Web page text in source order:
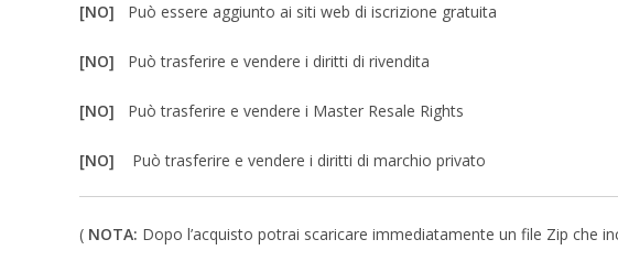
[NO] Può essere aggiunto ai siti web di iscrizione gratuita
[NO] Può trasferire e vendere i diritti di rivendita
[NO] Può trasferire e vendere i Master Resale Rights
[NO] Può trasferire e vendere i diritti di marchio privato
( NOTA: Dopo l’acquisto potrai scaricare immediatamente un file Zip che